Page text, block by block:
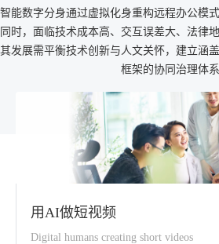
智能数字分身通过虚拟化身重构远程办公模
同时，面临技术成本高、交互误差大、法律
其发展需平衡技术创新与人文关怀，建立涵
框架的协同治理体系
用AI做短视频
Digital humans creating short videos